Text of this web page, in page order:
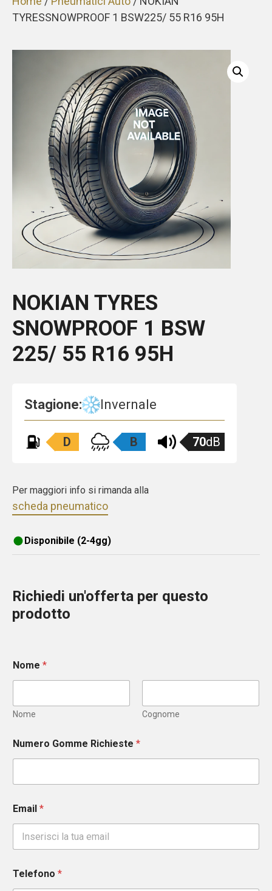
TYRESSNOWPROOF 1 BSW225/ 55 R16 95H
NOKIAN TYRES
SNOWPROOF 1 BSW
225/ 55 R16 95H
Stagione: Invernale
D B 70dB
Per maggiori info si rimanda alla
scheda pneumatico
Disponibile (2-4gg)
Richiedi un'offerta per questo
prodotto
Nome *
Nome Cognome
Numero Gomme Richieste *
Email *
Telefono *